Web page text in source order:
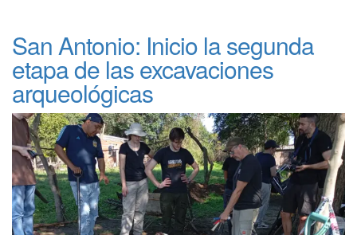
San Antonio: Inicio la segunda
etapa de las excavaciones
arqueológicas